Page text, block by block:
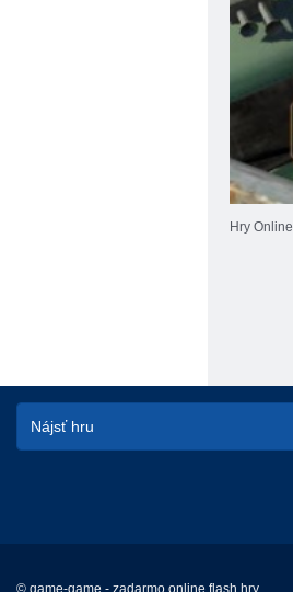
Hry Online
© game-game - zadarmo online flash hry